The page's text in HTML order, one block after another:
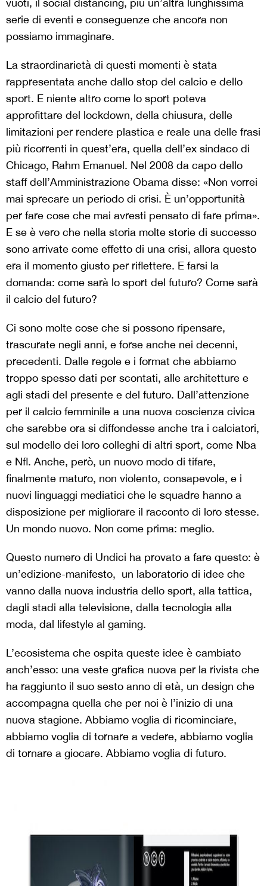
vuoti, il social distancing, più un’altra lunghissima
serie di eventi e conseguenze che ancora non
possiamo immaginare.
La straordinarietà di questi momenti è stata
rappresentata anche dallo stop del calcio e dello
sport. E niente altro come lo sport poteva
approfittare del lockdown, della chiusura, delle
limitazioni per rendere plastica e reale una delle frasi
più ricorrenti in quest’era, quella dell’ex sindaco di
Chicago, Rahm Emanuel. Nel 2008 da capo dello
staff dell’Amministrazione Obama disse: «Non vorrei
mai sprecare un periodo di crisi. È un’opportunità
per fare cose che mai avresti pensato di fare prima».
E se è vero che nella storia molte storie di successo
sono arrivate come effetto di una crisi, allora questo
era il momento giusto per riflettere. E farsi la
domanda: come sarà lo sport del futuro? Come sarà
il calcio del futuro?
Ci sono molte cose che si possono ripensare,
trascurate negli anni, e forse anche nei decenni,
precedenti. Dalle regole e i format che abbiamo
troppo spesso dati per scontati, alle architetture e
agli stadi del presente e del futuro. Dall’attenzione
per il calcio femminile a una nuova coscienza civica
che sarebbe ora si diffondesse anche tra i calciatori,
sul modello dei loro colleghi di altri sport, come Nba
e Nfl. Anche, però, un nuovo modo di tifare,
finalmente maturo, non violento, consapevole, e i
nuovi linguaggi mediatici che le squadre hanno a
disposizione per migliorare il racconto di loro stesse.
Un mondo nuovo. Non come prima: meglio.
Questo numero di Undici ha provato a fare questo: è
un’edizione-manifesto, un laboratorio di idee che
vanno dalla nuova industria dello sport, alla tattica,
dagli stadi alla televisione, dalla tecnologia alla
moda, dal lifestyle al gaming.
L’ecosistema che ospita queste idee è cambiato
anch’esso: una veste grafica nuova per la rivista che
ha raggiunto il suo sesto anno di età, un design che
accompagna quella che per noi è l’inizio di una
nuova stagione. Abbiamo voglia di ricominciare,
abbiamo voglia di tornare a vedere, abbiamo voglia
di tornare a giocare. Abbiamo voglia di futuro.